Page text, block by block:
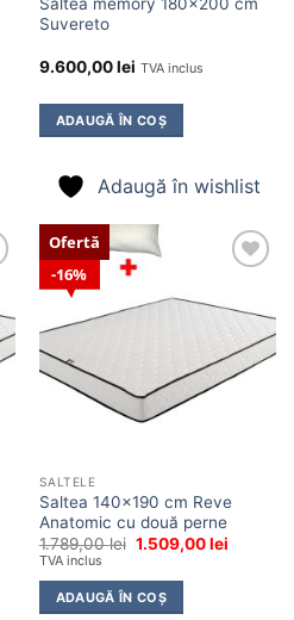
lei.
Saltea memory 180×200 cm
Suvereto
9.600,00lei TVA inclus
ADAUGĂ ÎN COȘ
Adaugă în wishlist
lei.
16%
Ofertă
wishlist
SALTELE
Saltea 140×190 cm Reve
Anatomic cu două perne
1.789,00lei Prețul
fost:
1.789,00 lei.
1.509,00leiPrețul
TVA inclus
ADAUGĂ ÎN COȘ